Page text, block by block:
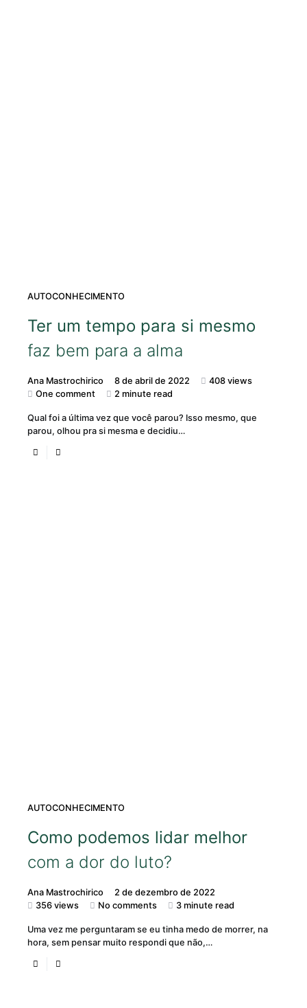
AUTOCONHECIMENTO
Ter um tempo para si mesmo
faz bem para a alma
Ana Mastrochirico 8 de abril de 2022
408 views
One comment
2 minute read
Qual foi a última vez que você parou? Isso mesmo, que
parou, olhou pra si mesma e decidiu…
AUTOCONHECIMENTO
Como podemos lidar melhor
com a dor do luto?
Ana Mastrochirico
2 de dezembro de 2022
356 views
No comments 3 minute read
Uma vez me perguntaram se eu tinha medo de morrer, na
hora, sem pensar muito respondi que não,…